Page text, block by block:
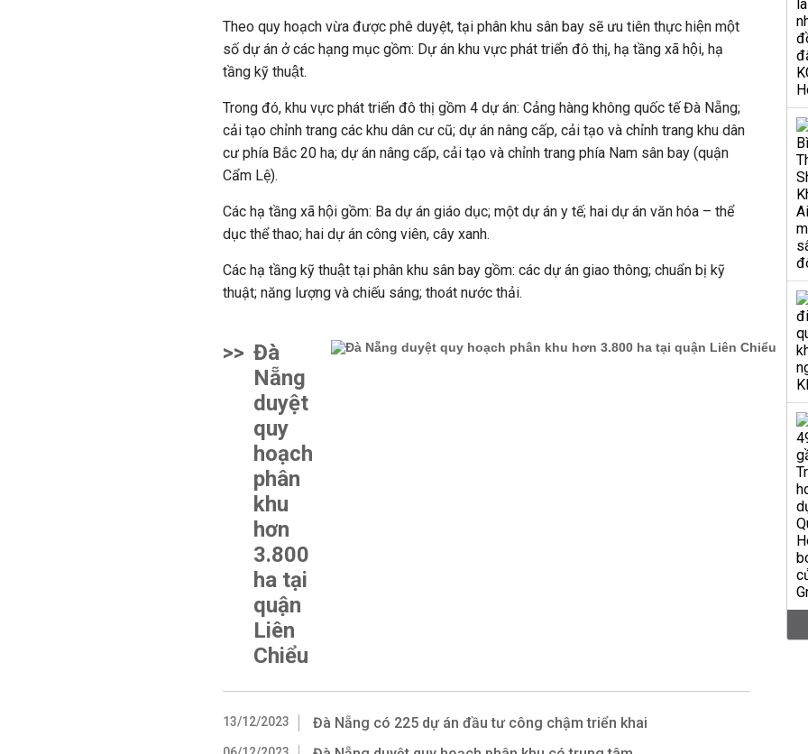
Theo quy hoạch vừa được phê duyệt, tại phân khu sân bay sẽ ưu tiên thực hiện một
số dự án ở các hạng mục gồm: Dự án khu vực phát triển đô thị, hạ tầng xã hội, hạ
tầng kỹ thuật.
Trong đó, khu vực phát triển đô thị gồm 4 dự án: Cảng hàng không quốc tế Đà Nẵng;
cải tạo chỉnh trang các khu dân cư cũ; dự án nâng cấp, cải tạo và chỉnh trang khu dân
cư phía Bắc 20 ha; dự án nâng cấp, cải tạo và chỉnh trang phía Nam sân bay (quận
Cẩm Lệ).
Các hạ tầng xã hội gồm: Ba dự án giáo dục; một dự án y tế; hai dự án văn hóa – thể
dục thể thao; hai dự án công viên, cây xanh.
Các hạ tầng kỹ thuật tại phân khu sân bay gồm: các dự án giao thông; chuẩn bị kỹ
thuật; năng lượng và chiếu sáng; thoát nước thải.
>> Đà
Nẵng
duyệt
quy
hoạch
phân
khu
hơn
3.800
ha tại
quận
Liên
Chiểu
13/12/2023 Đà Nẵng có 225 dự án đầu tư công chậm triển khai